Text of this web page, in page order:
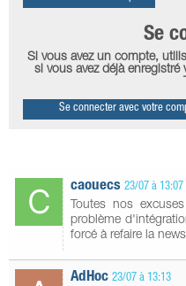
Se
Si vous avez un compte,
si vous avez déjà
Se connecter avec votre
caouecs 23/07 à 13:07
Toutes nos
problème
forcé à refaire la
AdHoc 23/07 à 13:13